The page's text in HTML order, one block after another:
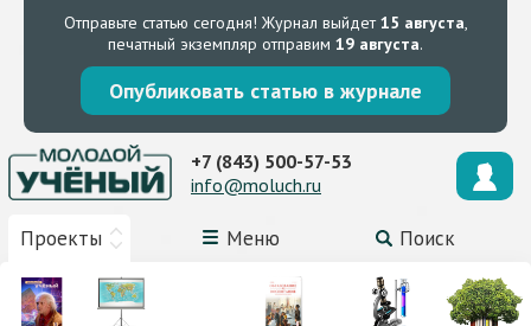
Отправьте статью сегодня! Журнал выйдет15 августа,
печатный экземпляр отправим 19 августа.
Опубликовать статью в журнале
Проекты Меню Поиск
+7 (843) 500-57-53
info@moluch.ru